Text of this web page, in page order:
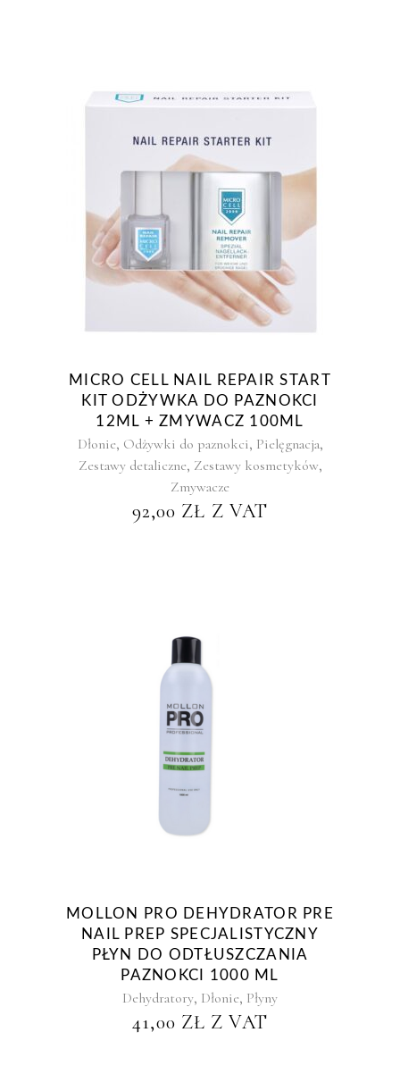
MICRO CELL NAIL REPAIR START
KIT ODŻYWKA DO PAZNOKCI
12ML + ZMYWACZ 100ML
Dłonie, Odżywki do paznokci, Pielęgnacja,
Zestawy detaliczne, Zestawy kosmetyków,
Zmywacze
92,00 ZŁ Z VAT
MOLLON PRO DEHYDRATOR PRE
NAIL PREP SPECJALISTYCZNY
PŁYN DO ODTŁUSZCZANIA
PAZNOKCI 1000 ML
Dehydratory, Dłonie, Płyny
41,00 ZŁ Z VAT